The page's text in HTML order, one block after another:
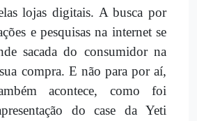
lojas digitais. A busca por
e pesquisas na internet se
sacada do consumidor na
compra. E não para por aí,
acontece, como foi
do case da Yeti